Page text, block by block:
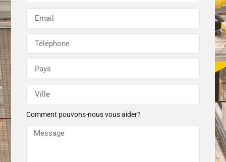
Comment pouvons-nous vous aider?